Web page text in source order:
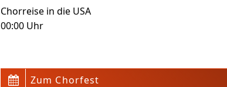
Chorreise in die USA
00:00 Uhr
Zum Chorfest